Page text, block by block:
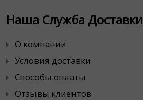
Наша Служба Доставки
О компании
Условия доставки
Способы оплаты
Отзывы клиентов